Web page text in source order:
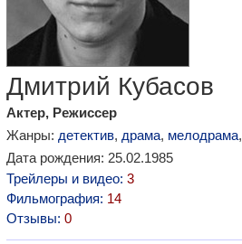
Дмитрий Кубасов
Актер, Режиссер
Жанры: детектив, драма, мелодрама,
Дата рождения: 25.02.1985
Трейлеры и видео: 3
Фильмография: 14
Отзывы: 0